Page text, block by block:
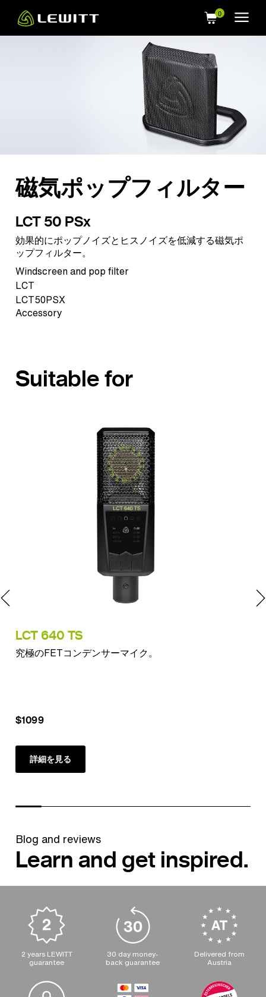
main
磁気ポップフィルター
LCT 50 PSx
効果的にポップノイズとヒスノイズを低減する磁気ポ
ップフィルター。
Windscreen and pop filter
LCT
LCT50PSX
Accessory
Suitable for
LCT 640 TS
究極のFETコンデンサーマイク。
$1099
詳細を見る
Blog and reviews
Learn and get inspired.
2 years LEWITT
guarantee
30 day money-
back guarantee
Delivered from
Austria